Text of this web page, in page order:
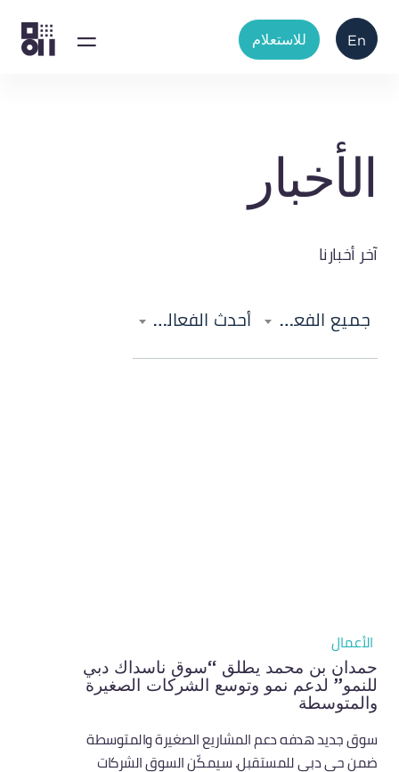
للاستعلام En
الأخبار
آخر أخبارنا
جميع الفعاليات أحدث الفعاليات
الأعمال
حمدان بن محمد يطلق “سوق ناسداك دبي
للنمو” لدعم نمو وتوسع الشركات الصغيرة
والمتوسطة
سوق جديد هدفه دعم المشاريع الصغيرة والمتوسطة
ضمن حي دبي للمستقبل. سيمكّن السوق الشركات